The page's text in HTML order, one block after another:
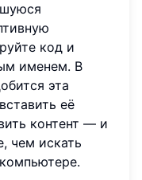
код и
именем. В
эта
её
контент — и
чем искать